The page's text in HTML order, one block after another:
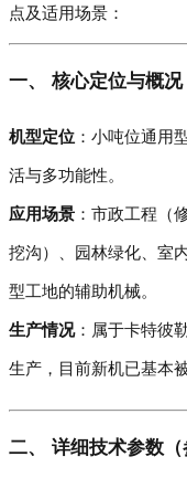
点及适用场景：
一、 核心定位与概况
机型定位 ：小吨位通用
活与多功能性。
应用场景 ：市政工程（
挖沟）、园林绿化、室
型工地的辅助机械。
生产情况：属于卡特彼
生产，目前新机已基本
二、 详细技术参数（